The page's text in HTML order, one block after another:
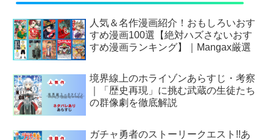
人気＆名作漫画紹介！おもしろいおす
すめ漫画100選【絶対ハズさないおす
すめ漫画ランキング】｜Mangax厳選
境界線上のホライゾンあらすじ・考察
｜「歴史再現」に挑む武蔵の生徒たち
の群像劇を徹底解説
ガチャ勇者のストーリークエスト!!あ